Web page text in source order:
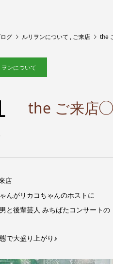
グ ルリヲンについて , ご来店 the
ヲンについて
the ご来店◯
店
んがリカコちゃんのホストに
と後輩芸人 みちばたコンサート
で大盛り上がり♪